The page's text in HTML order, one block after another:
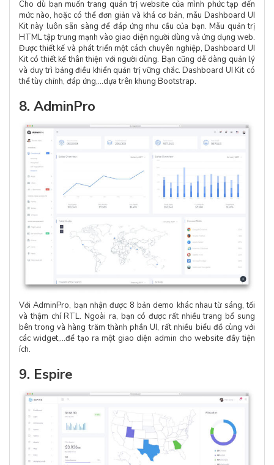
Cho dù bạn muốn trang quản trị website của mình phức tạp đến
mức nào, hoặc có thể đơn giản và khá cơ bản, mẫu Dashboard UI
Kit này luôn sẵn sàng để đáp ứng nhu cầu của bạn. Mẫu quản trị
HTML tập trung mạnh vào giao diện người dùng và ứng dụng web.
Được thiết kế và phát triển một cách chuyên nghiệp, Dashboard UI
Kit có thiết kế thân thiện với người dùng. Bạn cũng dễ dàng quản lý
và duy trì bảng điều khiển quản trị vững chắc. Dashboard UI Kit có
thể tùy chỉnh, đáp ứng,…dựa trên khung Bootstrap.
8. AdminPro
Với AdminPro, bạn nhận được 8 bản demo khác nhau từ sáng, tối
và thậm chí RTL. Ngoài ra, bạn có được rất nhiều trang bổ sung
bên trong và hàng trăm thành phần UI, rất nhiều biểu đồ cùng với
các widget,…để tạo ra một giao diện admin cho website đầy tiện
ích.
9. Espire